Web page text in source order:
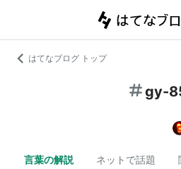
はてなブログ トップ
gy-
言葉の解説 ネットで話題